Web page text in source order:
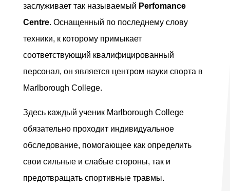
заслуживает так называемый Perfomance
Centre. Оснащенный по последнему слову
техники, к которому примыкает
соответствующий квалифицированный
персонал, он является центром науки спорта в
Marlborough College.
Здесь каждый ученик Marlborough College
обязательно проходит индивидуальное
обследование, помогающее как определить
свои сильные и слабые стороны, так и
предотвращать спортивные травмы.